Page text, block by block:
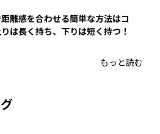
離感を合わせる簡単な方法はコ
は長く持ち、下りは短く持つ！
もっと読む